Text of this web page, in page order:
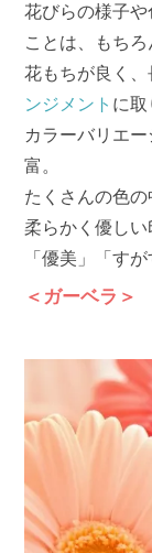
花びらの様子
ことは、もちろ
花もちが良く、
ンジメント に取
カラーバリエ
富。
たくさんの色の
柔らかく優しい
「優美」「す
＜ガーベラ＞